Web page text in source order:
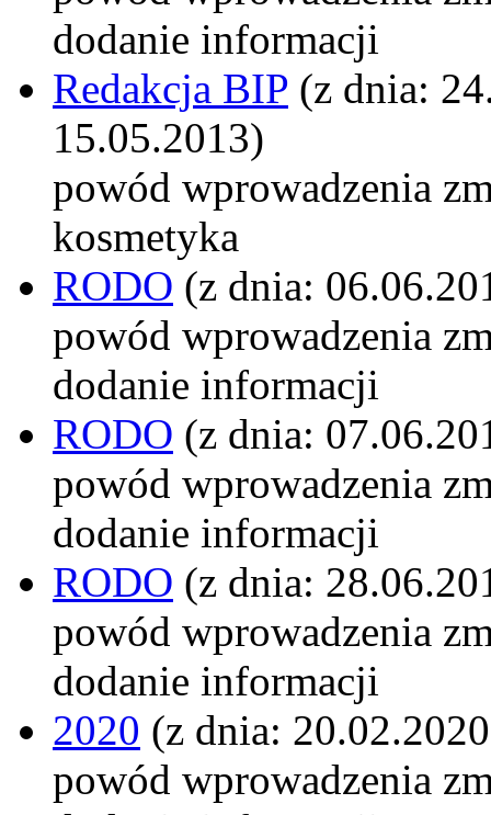
dodanie informacji
Redakcja BIP (z dnia:
15.05.2013)
powód wprowadzenia
kosmetyka
RODO (z dnia:
powód wprowadzenia
dodanie informacji
RODO (z dnia:
powód wprowadzenia
dodanie informacji
RODO (z dnia:
powód wprowadzenia
dodanie informacji
2020 (z dnia:
powód wprowadzenia